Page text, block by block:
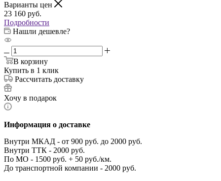
Варианты цен
23 160 руб.
Подробности
Нашли дешевле?
В корзину
Купить в 1 клик
Рассчитать доставку
Хочу в подарок
Информация о доставке
Внутри МКАД - от 900 руб. до 2000 руб.
Внутри ТТК - 2000 руб.
По МО - 1500 руб. + 50 руб./км.
До транспортной компании - 2000 руб.